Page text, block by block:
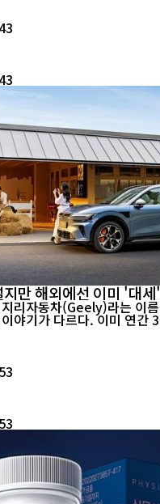
으셔도 된다”고 안내했지만
서 대장균 기준규격 부적합
만 해외에선 이미 '대
리자동차(Geely)라는 이
야기가 다르다. 이미 연간
차 그룹으로 성장했고, 중국
르게 키우고 있다. 최근 발표된 실적만
하다. 지리자동차그룹은 지